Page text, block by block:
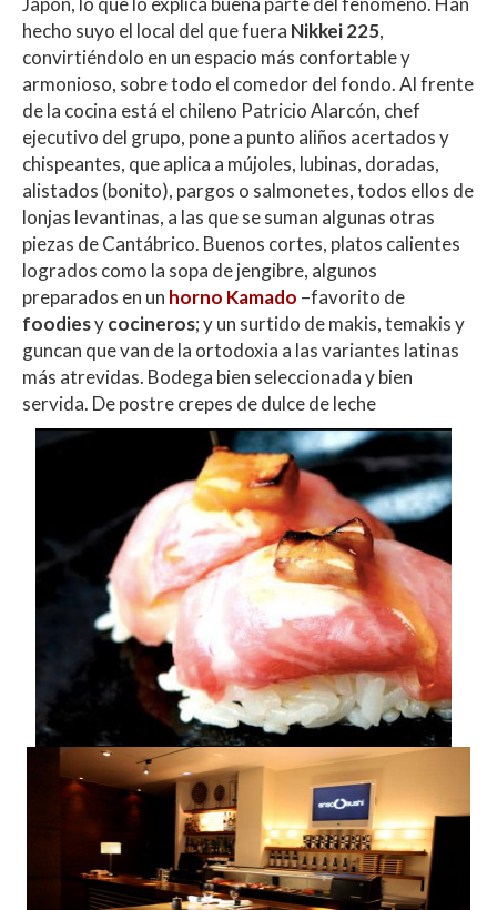
hecho suyo el local del que fuera Nikkei 225,
convirtiéndolo en un espacio más confortable y
armonioso, sobre todo el comedor del fondo. Al frente
de la cocina está el chileno Patricio Alarcón, chef
ejecutivo del grupo, pone a punto aliños acertados y
chispeantes, que aplica a mújoles, lubinas, doradas,
alistados (bonito), pargos o salmonetes, todos ellos de
lonjas levantinas, a las que se suman algunas otras
piezas de Cantábrico. Buenos cortes, platos calientes
logrados como la sopa de jengibre, algunos
preparados en un horno Kamado –favorito de
foodiesycocineros; y un surtido de makis, temakis y
guncan que van de la ortodoxia a las variantes latinas
más atrevidas. Bodega bien seleccionada y bien
servida. De postre crepes de dulce de leche